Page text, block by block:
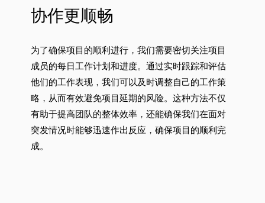
协作更顺畅
为了确保项目的顺利进行，我们需要密切关注项目
成员的每日工作计划和进度。通过实时跟踪和评估
他们的工作表现，我们可以及时调整自己的工作策
略，从而有效避免项目延期的风险。这种方法不仅
有助于提高团队的整体效率，还能确保我们在面对
突发情况时能够迅速作出反应，确保项目的顺利完
成。